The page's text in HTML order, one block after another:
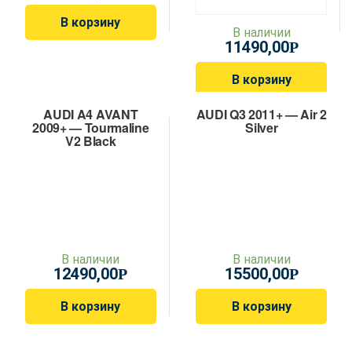
В корзину
В наличии
11490,00Р
В корзину
AUDI A4 AVANT
2009+ — Tourmaline
V2 Black
В наличии
12490,00Р
В корзину
AUDI Q3 2011+ — Air 2
Silver
В наличии
15500,00Р
В корзину